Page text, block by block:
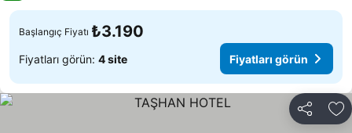
Başlangıç Fiyatı ₺3.190
Fiyatları görün: 4 site Fiyatları görün
Paylaş